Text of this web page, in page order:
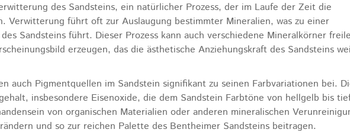
des Sandsteins, ein natürlicher Prozess, der im Laufe der Zeit die
Verwitterung führt oft zur Auslaugung bestimmter Mineralien, was zu einer
Sandsteins führt. Dieser Prozess kann auch verschiedene Mineralkörner
erzeugen, das die ästhetische Anziehungskraft des Sandsteins
auch Pigmentquellen im Sandstein signifikant zu seinen Farbvariationen bei.
insbesondere Eisenoxide, die dem Sandstein Farbtöne von hellgelb bis
von organischen Materialien oder anderen mineralischen
und so zur reichen Palette des Bentheimer Sandsteins beitragen.